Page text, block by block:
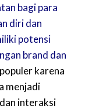
bagi para
diri dan
potensi
brand dan
karena
menjadi
interaksi